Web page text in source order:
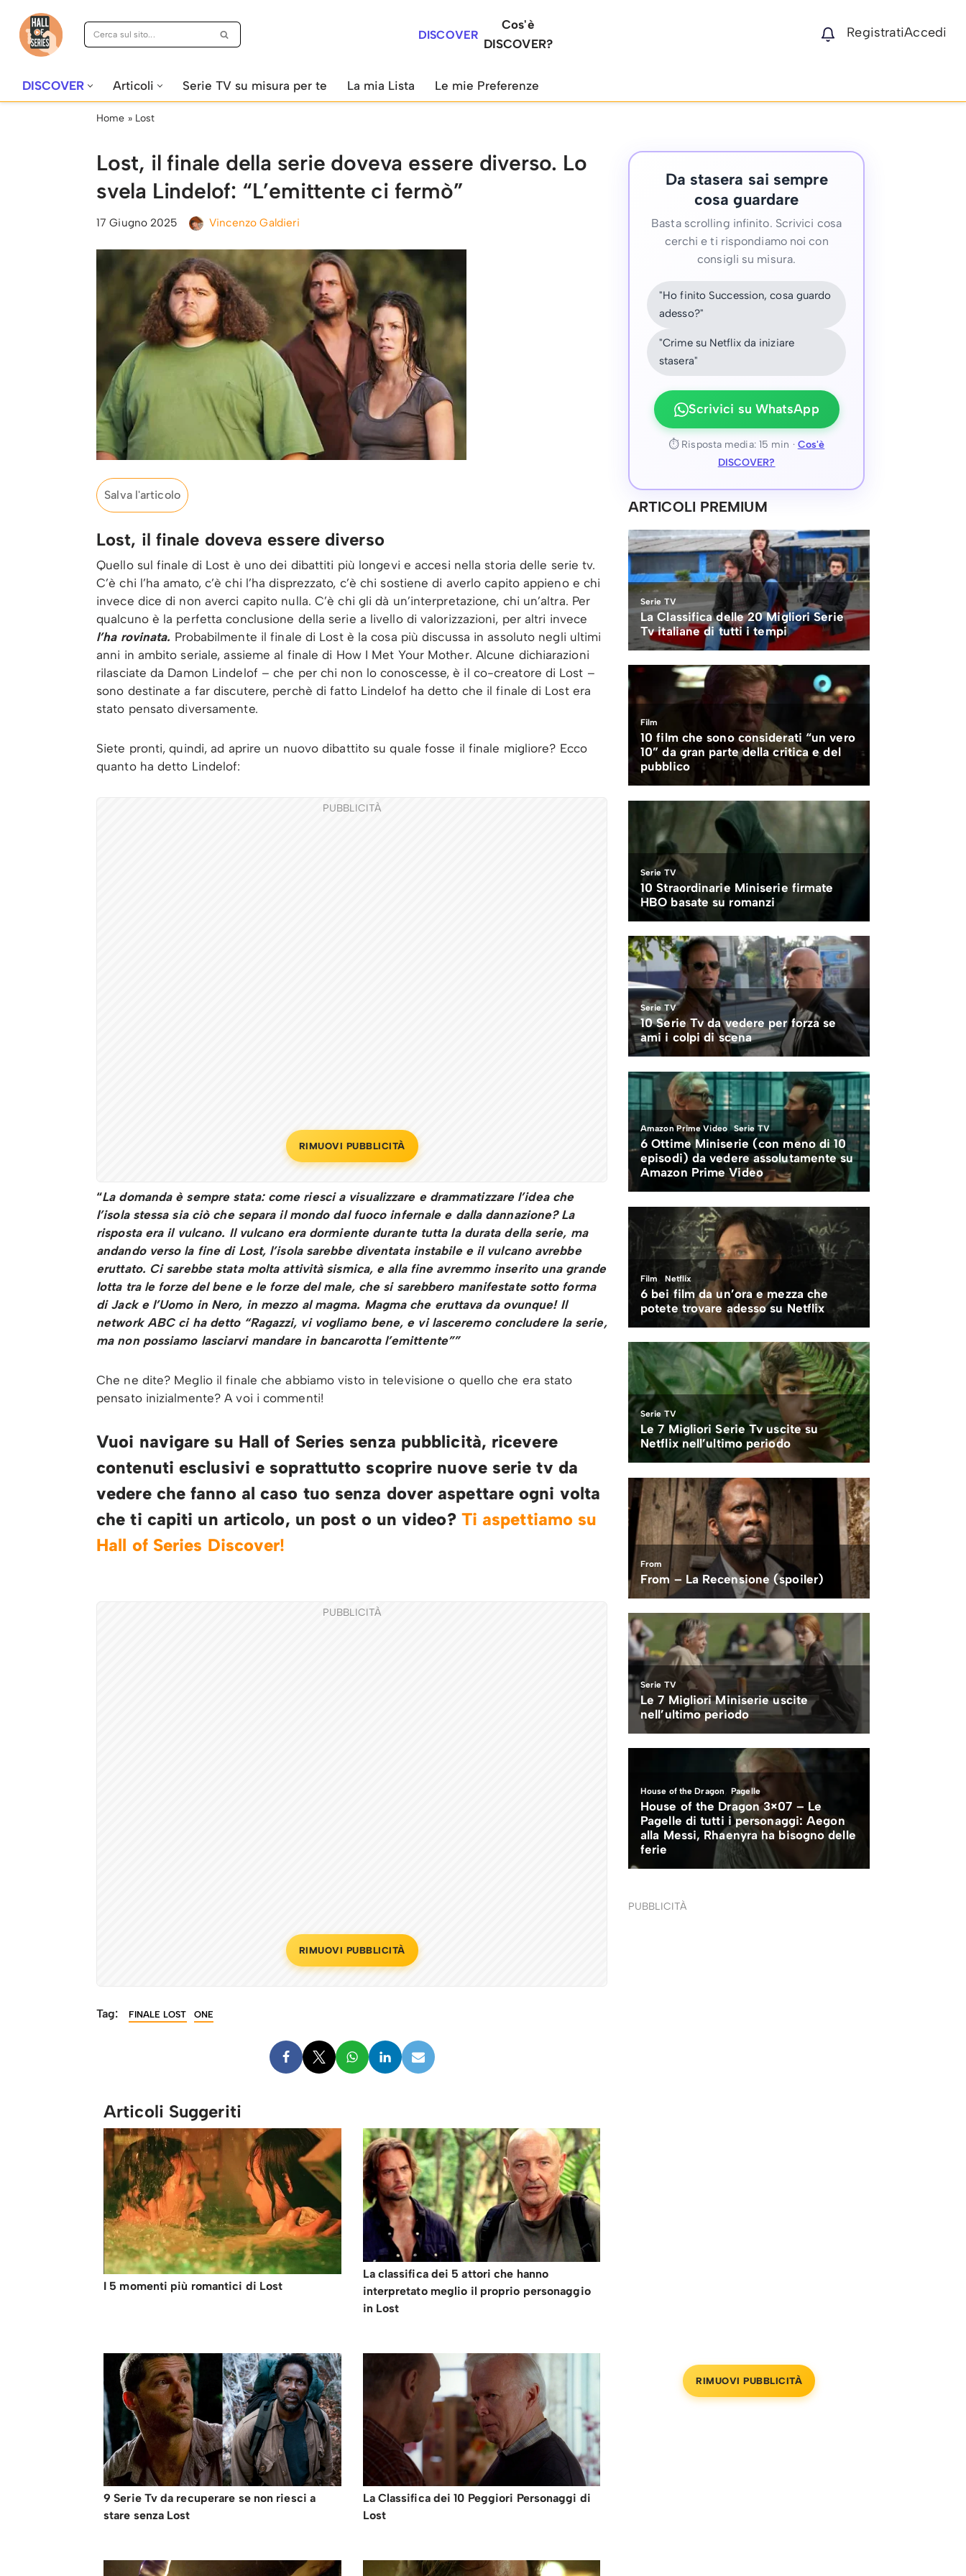
Vai
DISCOVER
Cos'è
DISCOVER?
RegistratiAccedi
DISCOVER Articoli Serie TV su misura per te La mia Lista Le mie Preferenze
Home » Lost
Lost, il finale della serie doveva essere diverso. Lo
svela Lindelof: “L’emittente ci fermò”
17 Giugno 2025 Vincenzo Galdieri
Salva l'articolo
Lost, il finale doveva essere diverso
Quello sul finale di Lost è uno dei dibattiti più longevi e accesi nella storia delle serie tv.
C’è chi l’ha amato, c’è chi l’ha disprezzato, c’è chi sostiene di averlo capito appieno e chi
invece dice di non averci capito nulla. C’è chi gli dà un’interpretazione, chi un’altra. Per
qualcuno è la perfetta conclusione della serie a livello di valorizzazioni, per altri invece
l’ha rovinata. Probabilmente il finale di Lost è la cosa più discussa in assoluto negli ultimi
anni in ambito seriale, assieme al finale di How I Met Your Mother. Alcune dichiarazioni
rilasciate da Damon Lindelof – che per chi non lo conoscesse, è il co-creatore di Lost –
sono destinate a far discutere, perchè di fatto Lindelof ha detto che il finale di Lost era
stato pensato diversamente.
Siete pronti, quindi, ad aprire un nuovo dibattito su quale fosse il finale migliore? Ecco
quanto ha detto Lindelof:
PUBBLICITÀ
RIMUOVI PUBBLICITÀ
“La domanda è sempre stata: come riesci a visualizzare e drammatizzare l’idea che
l’isola stessa sia ciò che separa il mondo dal fuoco infernale e dalla dannazione? La
risposta era il vulcano. Il vulcano era dormiente durante tutta la durata della serie, ma
andando verso la fine di Lost, l’isola sarebbe diventata instabile e il vulcano avrebbe
eruttato. Ci sarebbe stata molta attività sismica, e alla fine avremmo inserito una grande
lotta tra le forze del bene e le forze del male, che si sarebbero manifestate sotto forma
di Jack e l’Uomo in Nero, in mezzo al magma. Magma che eruttava da ovunque! Il
network ABC ci ha detto “Ragazzi, vi vogliamo bene, e vi lasceremo concludere la serie,
ma non possiamo lasciarvi mandare in bancarotta l’emittente””
Che ne dite? Meglio il finale che abbiamo visto in televisione o quello che era stato
pensato inizialmente? A voi i commenti!
Vuoi navigare su Hall of Series senza pubblicità, ricevere
contenuti esclusivi e soprattutto scoprire nuove serie tv da
vedere che fanno al caso tuo senza dover aspettare ogni volta
che ti capiti un articolo, un post o un video? Ti aspettiamo su
Hall of Series Discover!
PUBBLICITÀ
RIMUOVI PUBBLICITÀ
Tag: FINALE LOST ONE
Articoli Suggeriti
I 5 momenti più romantici di Lost
La classifica dei 5 attori che hanno
interpretato meglio il proprio personaggio
in Lost
9 Serie Tv da recuperare se non riesci a
stare senza Lost
La Classifica dei 10 Peggiori Personaggi di
Lost
Da stasera sai sempre
cosa guardare
Basta scrolling infinito. Scrivici cosa
cerchi e ti rispondiamo noi con
consigli su misura.
"Ho finito Succession, cosa guardo
adesso?"
"Crime su Netflix da iniziare
stasera"
Scrivici su WhatsApp
⏱ Risposta media: 15 min · Cos'è
DISCOVER?
ARTICOLI PREMIUM
PUBBLICITÀ
RIMUOVI PUBBLICITÀ